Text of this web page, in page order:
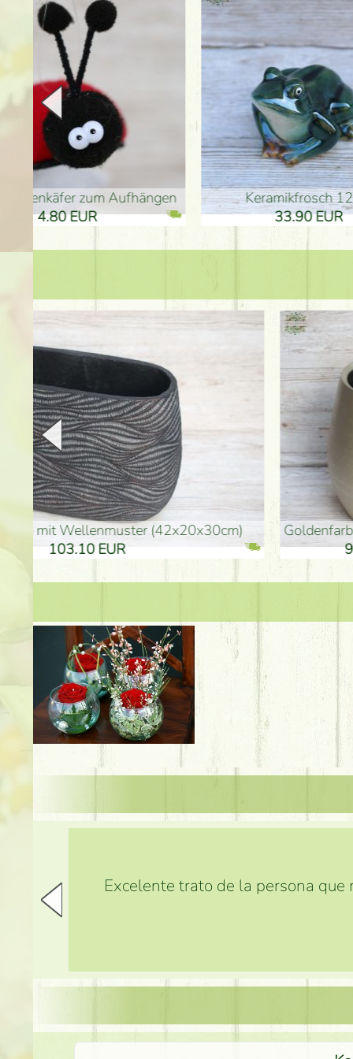
Keramikfrosch 12cm
33.90 EUR
goldenfarbene Vase (40x26cm)
94.30 EUR
hohe goldenfarbene
135.20
Excelente trato de la persona que